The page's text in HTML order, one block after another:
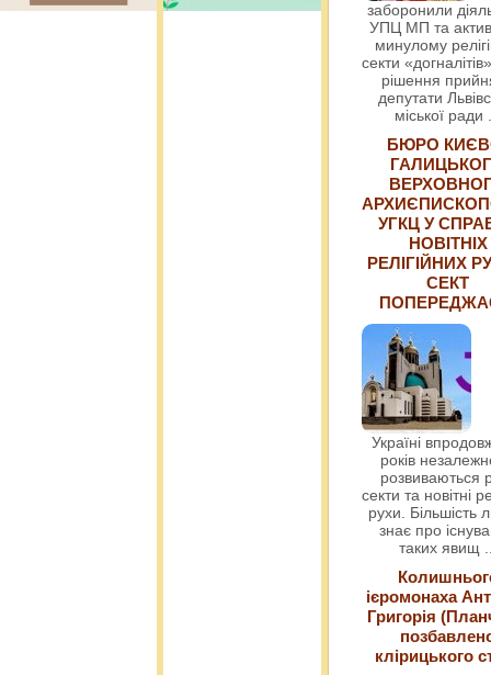
заборонили
УПЦ МП та
минулому
секти
рішення
депутати
міської ради
БЮРО
УГКЦ У
НОВІТНІХ
РЕЛІГІЙНИХ
СЕКТ
Україні
років
розвиваються
секти та новітні
рухи. Більшість
знає про
таких явищ
ієромонаха
Григорія
клірицького